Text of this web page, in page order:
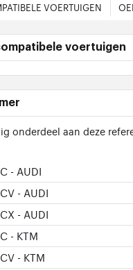
VOERTUIGEN
voertuigen
onderdeel aan deze
- AUDI
- AUDI
- AUDI
- KTM
- KTM